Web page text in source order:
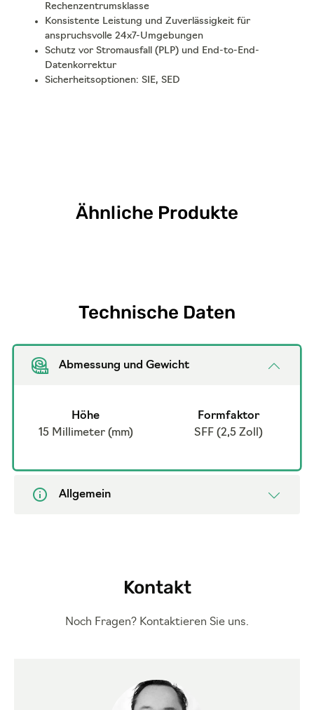
Rechenzentrumsklasse
Konsistente Leistung und Zuverlässigkeit für
anspruchsvolle 24x7-Umgebungen
Schutz vor Stromausfall (PLP) und End-to-End-
Datenkorrektur
Sicherheitsoptionen: SIE, SED
Ähnliche Produkte
Technische Daten
Abmessung und Gewicht
Höhe
15 Millimeter (mm)
Formfaktor
SFF (2,5 Zoll)
Allgemein
Kontakt
Noch Fragen? Kontaktieren Sie uns.